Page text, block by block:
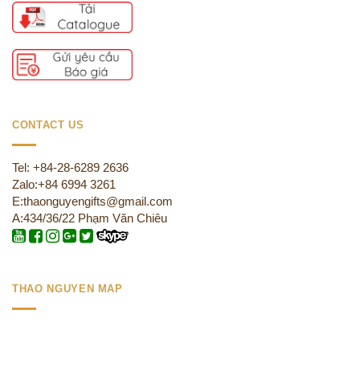
CONTACT US
Tel: +84-28-6289 2636
Zalo:+84 6994 3261
E:thaonguyengifts@gmail.com
A:434/36/22 Phạm Văn Chiêu
THAO NGUYEN MAP